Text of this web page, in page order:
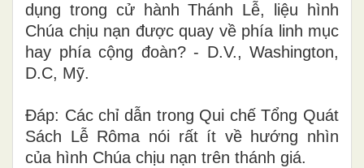
dụng trong cử hành Thánh Lễ, liệu hình
Chúa chịu nạn được quay về phía linh mục
hay phía cộng đoàn? - D.V., Washington,
D.C, Mỹ.
Đáp: Các chỉ dẫn trong Qui chế Tổng Quát
Sách Lễ Rôma nói rất ít về hướng nhìn
của hình Chúa chịu nạn trên thánh giá.